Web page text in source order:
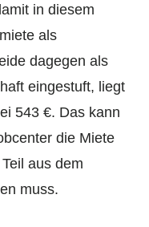
in diesem
als
dagegen als
eingestuft, liegt
543 €. Das kann
die Miete
aus dem
muss.